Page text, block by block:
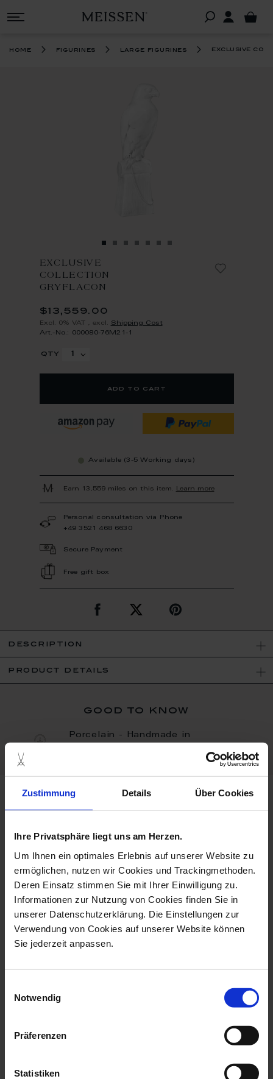
Zustimmung Details Über Cookies
Ihre Privatsphäre liegt uns am Herzen.
Um Ihnen ein optimales Erlebnis auf unserer Website zu
ermöglichen, nutzen wir Cookies und Trackingmethoden.
Deren Einsatz stimmen Sie mit Ihrer Einwilligung zu.
Informationen zur Nutzung von Cookies finden Sie in
unserer Datenschutzerklärung. Die Einstellungen zur
Verwendung von Cookies auf unserer Website können
Sie jederzeit anpassen.
Notwendig
Präferenzen
Statistiken
home figurines large figurines exclusive
EXCLUSIVE
COLLECTION
GRYFLACON
$13,559.00
Excl. 0% VAT excl. Shipping Cost
Art.-No.: 000080-76M21-1
qty
add to cart
Available (3-5 Working days)
Earn 13,559 miles on this item. Learn more
Personal consultation via Phone
+49 3521 468 6630
Secure Payment
Free gift box
description
product details
good to know
Porcelain - Handmade in
more products from the birds
Without Gold,...